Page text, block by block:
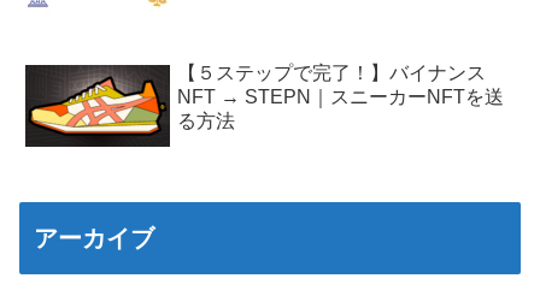
【５ステップで完了！】バイナンス
NFT → STEPN｜スニーカーNFTを送
る方法
アーカイブ